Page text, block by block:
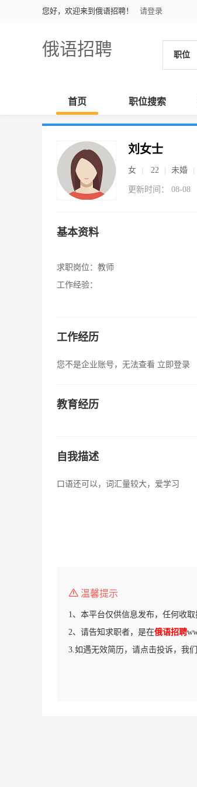
您好，欢迎来到俄语招聘！ 请登录
俄语招聘 职位
首页 职位搜索
刘女士
女 22 未婚
更新时间： 08-08
基本资料
求职岗位： 教师
工作经验：
工作经历
您不是企业账号，无法查看 立即登录
教育经历
自我描述
口语还可以，词汇量较大，爱学习
温馨提示
1、本平台仅供信息发布，任何收
2、请告知求职者，是在俄语招聘
3.如遇无效简历，请点击投诉，我